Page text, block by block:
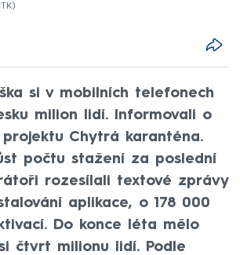
si v mobilních telefonech
milion lidí. Informovali o
Chytrá karanténa.
počtu stažení za poslední
rozesílali textové zprávy
aplikace, o 178 000
Do konce léta mělo
čtvrt milionu lidí. Podle